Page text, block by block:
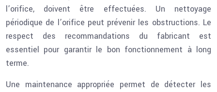
l’orifice, doivent être effectuées. Un nettoyage
périodique de l’orifice peut prévenir les obstructions. Le
respect des recommandations du fabricant est
essentiel pour garantir le bon fonctionnement à long
terme.
Une maintenance appropriée permet de détecter les